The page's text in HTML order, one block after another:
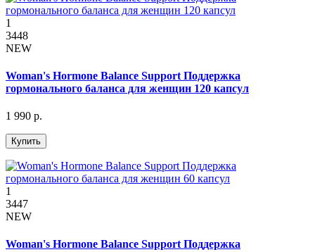
1
3448
NEW
Woman's Hormone Balance Support Поддержка
гормонального баланса для женщин 120 капсул
1 990 р.
Купить
1
3447
NEW
Woman's Hormone Balance Support Поддержка